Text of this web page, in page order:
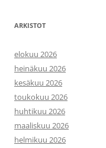
ARKISTOT
elokuu 2026
heinäkuu 2026
kesäkuu 2026
toukokuu 2026
huhtikuu 2026
maaliskuu 2026
helmikuu 2026